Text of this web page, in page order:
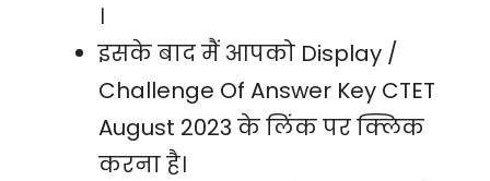
।
इसके बाद मैं आपको Display /
Challenge Of Answer Key CTET
August 2023 के लिंक पर क्लिक
करना है।